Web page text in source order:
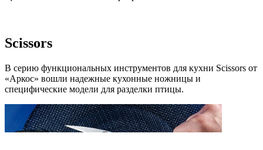
Scissors
В серию функциональных инструментов для кухни Scissors от
«Аркос» вошли надежные кухонные ножницы и
специфические модели для разделки птицы.